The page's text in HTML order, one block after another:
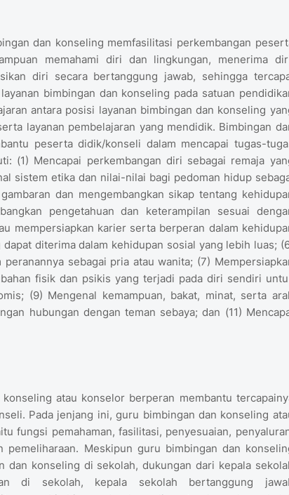
dan konseling memfasilitasi perkembangan
memahami diri dan lingkungan, menerima
diri secara bertanggung jawab, sehingga
bimbingan dan konseling pada satuan
antara posisi layanan bimbingan dan konseling
layanan pembelajaran yang mendidik. Bimbingan
peserta didik/konseli dalam mencapai tugas-
(1) Mencapai perkembangan diri sebagai remaja
sistem etika dan nilai-nilai bagi pedoman hidup
dan mengembangkan sikap tentang
pengetahuan dan keterampilan sesuai
mempersiapkan karier serta berperan dalam
diterima dalam kehidupan sosial yang lebih luas;
sebagai pria atau wanita; (7)
fisik dan psikis yang terjadi pada diri sendiri
(9) Mengenal kemampuan, bakat, minat, serta
hubungan dengan teman sebaya; dan (11)
atau konselor berperan membantu
Pada jenjang ini, guru bimbingan dan konseling
fungsi pemahaman, fasilitasi, penyesuaian,
pemeliharaan. Meskipun guru bimbingan dan
dan konseling di sekolah, dukungan dari kepala
di sekolah, kepala sekolah bertanggung